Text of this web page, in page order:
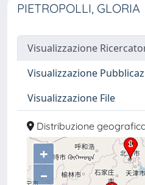
PIETROPOLLI, GLORIA
Visualizzazione
Visualizzazione
Visualizzazione File
Distribuzione
+
–